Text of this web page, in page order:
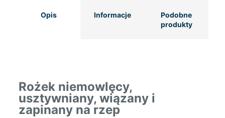
Opis Informacje
Podobne
produkty
Rożek niemowlęcy,
usztywniany, wiązany i
zapinany na rzep